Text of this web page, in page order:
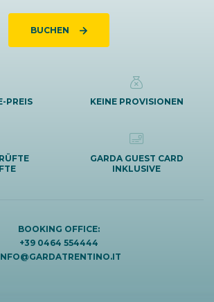
BUCHEN
PREIS KEINE PROVISIONEN
GARDA GUEST CARD
INKLUSIVE
BOOKING OFFICE:
+39 0464 554444